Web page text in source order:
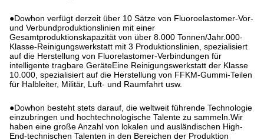
●Dowhon verfügt derzeit über 10 Sätze von Fluoroelastomer-Vor-
und Verbundproduktionslinien mit einer
Gesamtproduktionskapazität von über 8.000 Tonnen/Jahr.000-
Klasse-Reinigungswerkstatt mit 3 Produktionslinien, spezialisiert
auf die Herstellung von Fluorelastomer-Verbindungen für
intelligente tragbare GeräteEine Reinigungswerkstatt der Klasse
10.000, spezialisiert auf die Herstellung von FFKM-Gummi-Teilen
für Halbleiter, Militär, Luft- und Raumfahrt usw.
●Dowhon besteht stets darauf, die weltweit führende Technologie
einzubringen und hochtechnologische Talente zu sammeln.Wir
haben eine große Anzahl von lokalen und ausländischen High-
End-technischen Talenten in den Bereichen der Produktion